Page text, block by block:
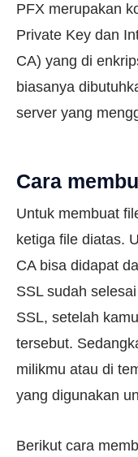
PFX merupakan
Private Key dan
CA) yang di
biasanya
server yang
Cara
Untuk membuat
ketiga file diatas.
CA bisa didapat
SSL sudah
SSL, setelah
tersebut.
milikmu atau di
yang digunakan
Berikut cara